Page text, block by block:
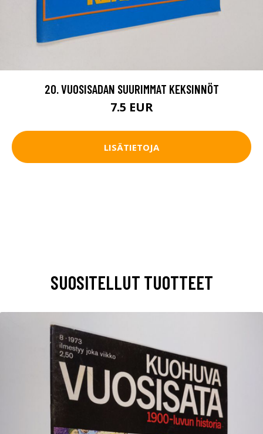
20. VUOSISADAN SUURIMMAT KEKSINNÖT
7.5 EUR
LISÄTIETOJA
SUOSITELLUT TUOTTEET